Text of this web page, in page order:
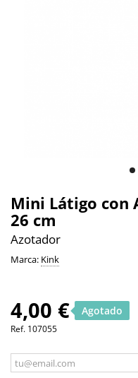
Mini Látigo con
26 cm
Azotador
Marca: Kink
4,00 € Agotado
Ref. 107055